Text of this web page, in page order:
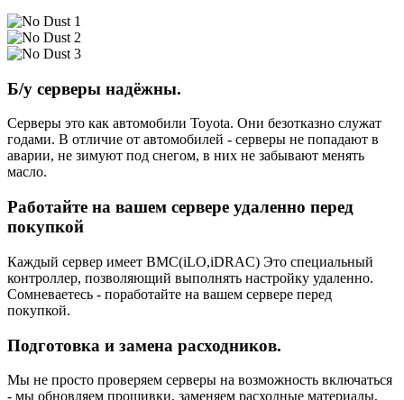
Б/у серверы надёжны.
Серверы это как автомобили Toyota. Они безотказно служат
годами. В отличие от автомобилей - серверы не попадают в
аварии, не зимуют под снегом, в них не забывают менять
масло.
Работайте на вашем сервере удаленно перед
покупкой
Каждый сервер имеет BMC(iLO,iDRAC) Это специальный
контроллер, позволяющий выполнять настройку удаленно.
Сомневаетесь - поработайте на вашем сервере перед
покупкой.
Подготовка и замена расходников.
Мы не просто проверяем серверы на возможность включаться
- мы обновляем прошивки, заменяем расходные материалы,